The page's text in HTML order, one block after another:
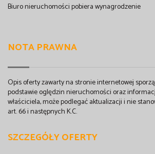
Biuro nieruchomości pobiera wynagrodzenie
NOTA PRAWNA
Opis oferty zawarty na stronie internetowej
podstawie oględzin nieruchomości oraz
właściciela, może podlegać aktualizacji i nie
art. 66 i następnych K.C.
SZCZEGÓŁY OFERTY